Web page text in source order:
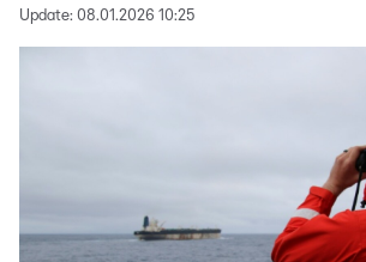
Update: 08.01.2026 10:25